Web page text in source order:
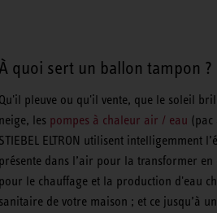
À quoi sert un ballon tampon ?
Qu'il pleuve ou qu'il vente, que le soleil
neige, les pompes à chaleur air / eau (pac
STIEBEL ELTRON utilisent intelligemment
présente dans l’air pour la transformer en
pour le chauffage et la production d'eau
sanitaire de votre maison ; et ce jusqu’à